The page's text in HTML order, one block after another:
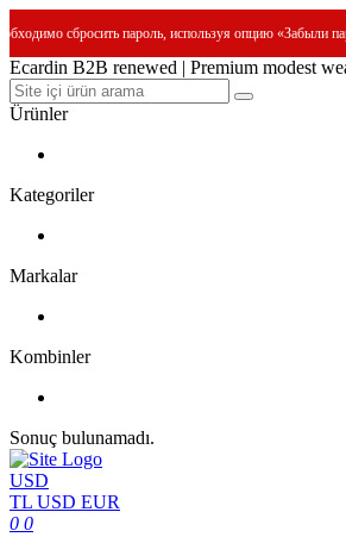
пароль, используя опцию «Забыли пароль» и
Ecardin B2B renewed | Premium modest
Ürünler
Kategoriler
Markalar
Kombinler
Sonuç bulunamadı.
USD
TL USD EUR
0 0